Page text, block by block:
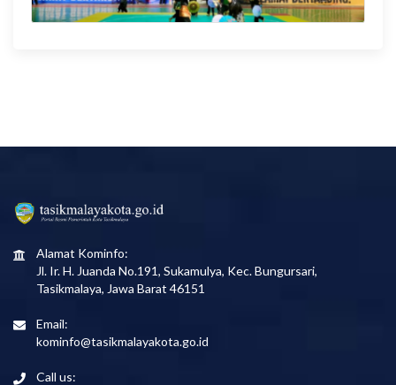
Alamat Kominfo:
Jl. Ir. H. Juanda No.191, Sukamulya, Kec. Bungursari,
Tasikmalaya, Jawa Barat 46151
Email:
kominfo@tasikmalayakota.go.id
Call us: